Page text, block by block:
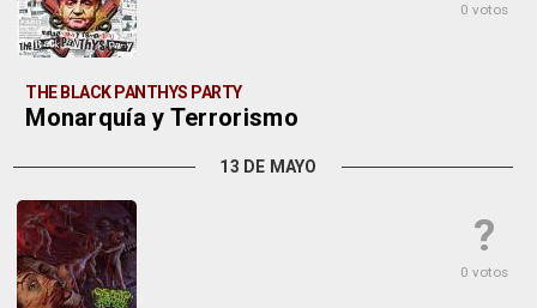
0 votos
THE BLACK PANTHYS PARTY
Monarquía y Terrorismo
13 DE MAYO
?
0 votos